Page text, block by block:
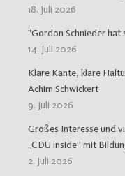
18. Juli 2026
"Gordon Schnieder hat
14. Juli 2026
Klare Kante, klare
Achim Schwickert
9. Juli 2026
Großes Interesse und
„CDU inside“ mit
2. Juli 2026